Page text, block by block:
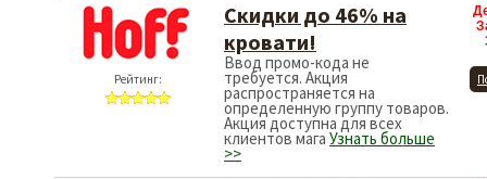
Рейтинг:
Скидки до 46% на
кровати!
Ввод промо-кода не
требуется. Акция
распространяется на
определенную группу товаров.
Акция доступна для всех
клиентов мага Узнать больше
>>